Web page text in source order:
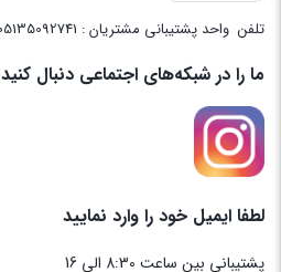
تلفن واحد پشتیبانی مشتریان : 05135092741 - واحد پشتیبانی : 09157153791 - پشتیبانی واحد فنی سایت : 09058048656
ما را در شبکه‌های اجتماعی دنبال کنید
لطفا ایمیل خود را وارد نمایید
پشتیبانی بین ساعت 8:30 الی 16